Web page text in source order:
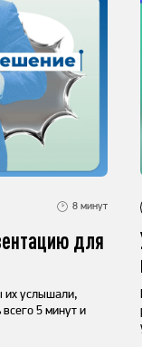
8 минут
для
их услышали,
5 минут и